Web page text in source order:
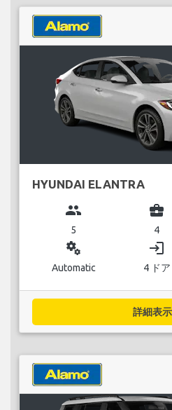
HYUNDAI ELANTRA
group
5
business_center
4
miscellaneous_services
Automatic
login
4 ドア
詳細表